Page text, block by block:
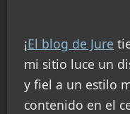
¡El blog de Jure
mi sitio luce un
y fiel a un estilo
contenido en el